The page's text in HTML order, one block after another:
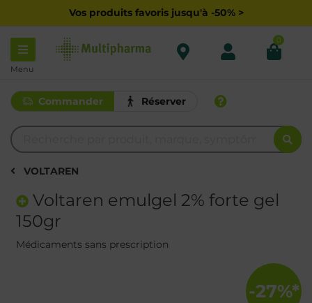
Vos produits favoris jusqu'à -50% >
Menu
0
Commander Réserver
VOLTAREN
Voltaren emulgel 2% forte gel
150gr
Médicaments sans prescription
-27%*